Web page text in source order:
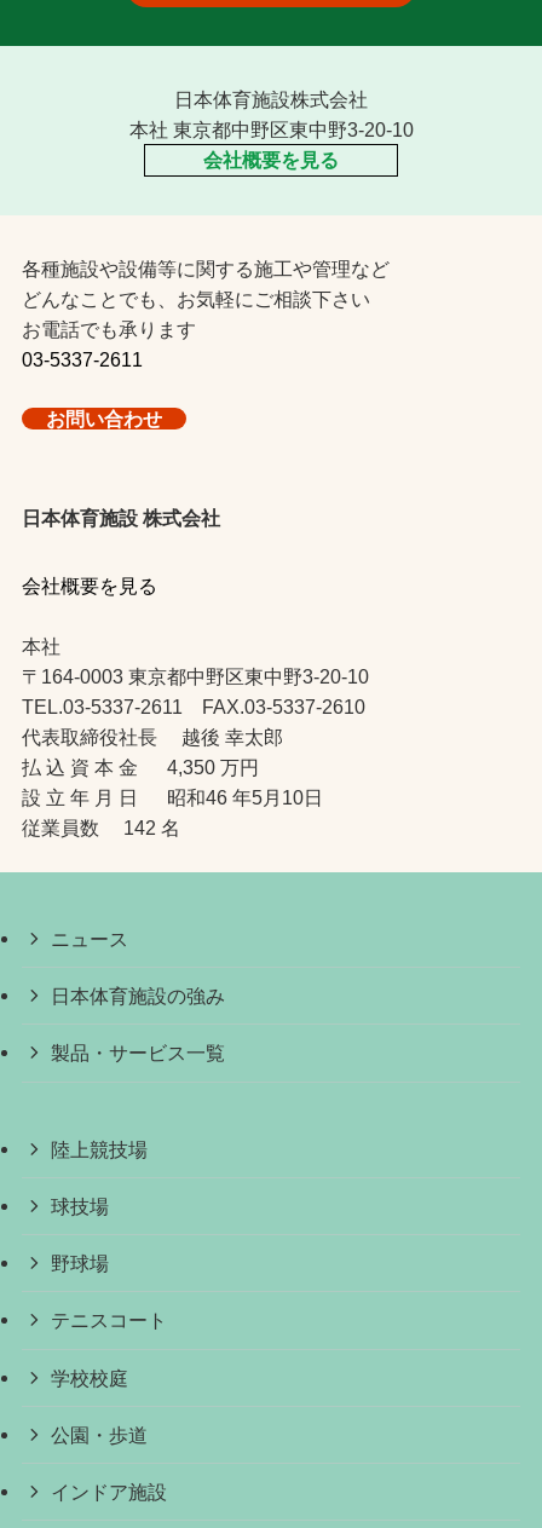
日本体育施設株式会社
本社 東京都中野区東中野3-20-10
会社概要を見る
各種施設や設備等に関する施工や管理など
どんなことでも、お気軽にご相談下さい
お電話でも承ります
03-5337-2611
お問い合わせ
日本体育施設 株式会社
会社概要を見る
本社
〒164-0003 東京都中野区東中野3-20-10
TEL.03-5337-2611 FAX.03-5337-2610
代表取締役社長 越後 幸太郎
払 込 資 本 金 4,350 万円
設 立 年 月 日 昭和46 年5月10日
従業員数 142 名
ニュース
日本体育施設の強み
製品・サービス一覧
陸上競技場
球技場
野球場
テニスコート
学校校庭
公園・歩道
インドア施設